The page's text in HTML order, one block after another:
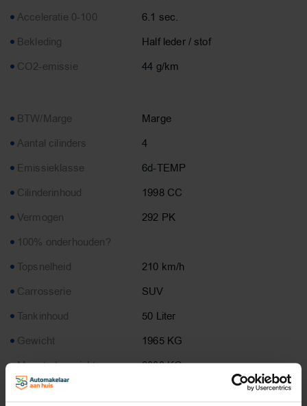
Acceleratie 0-100
6.1 sec.
Bekleding
Half leder / stof
CO2-emissie
44 g/km
BTW/Marge
Marge
Aantal cilinders
4
Emissieklasse
6d-TEMP
Cilinderinhoud
1998 CC
Vermogen
292 PK
100% onderhouden?
Topsnelheid
210 km/h
Carrosserie
SUV
Tankinhoud
50 Liter
Gewicht
1965 KG
Max. trekgewicht
2000 KG
Laadvermogen